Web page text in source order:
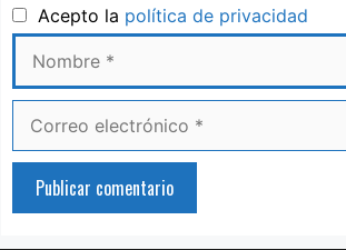
Acepto la política de privacidad
electrónico